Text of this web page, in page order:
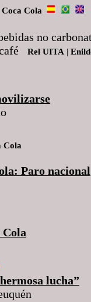
Coca Cola
no
Rel UITA |
Cola
Paro nacional
Cola
lucha”